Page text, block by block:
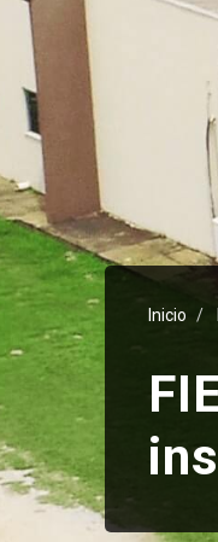
Inicio